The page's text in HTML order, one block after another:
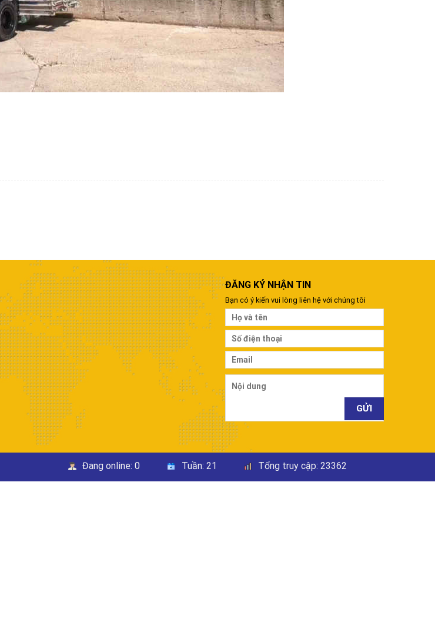
ĐĂNG KÝ NHẬN TIN
Bạn có ý kiến vui lòng liên hệ với chúng tôi
Đang online: 0 Tuần: 21 Tổng truy cập:23362